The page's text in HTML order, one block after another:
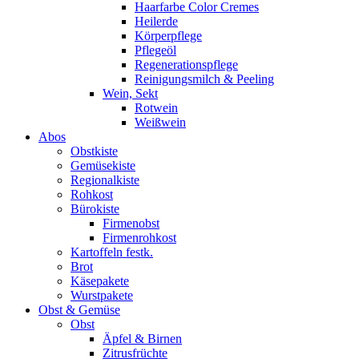
Haarfarbe Color Cremes
Heilerde
Körperpflege
Pflegeöl
Regenerationspflege
Reinigungsmilch & Peeling
Wein, Sekt
Rotwein
Weißwein
Abos
Obstkiste
Gemüsekiste
Regionalkiste
Rohkost
Bürokiste
Firmenobst
Firmenrohkost
Kartoffeln festk.
Brot
Käsepakete
Wurstpakete
Obst & Gemüse
Obst
Äpfel & Birnen
Zitrusfrüchte